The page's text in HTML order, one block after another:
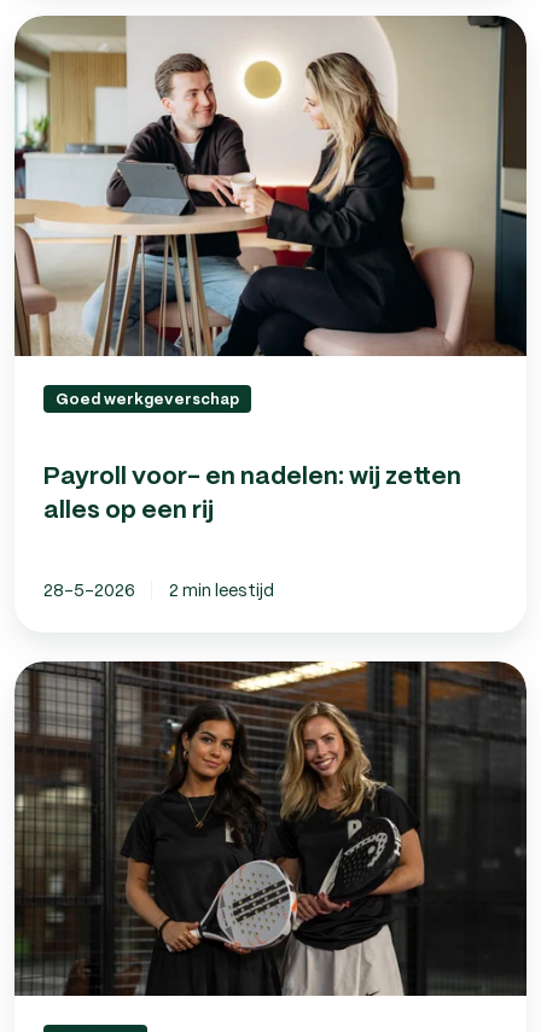
Payroll
voor-
en
nadelen:
wij
zetten
alles
op
een
rij
Goed werkgeverschap
Payroll voor- en nadelen: wij zetten
alles op een rij
28-5-2026 2 min leestijd
The
Bandeja
Club
regelt
personeelszaken
Mettom